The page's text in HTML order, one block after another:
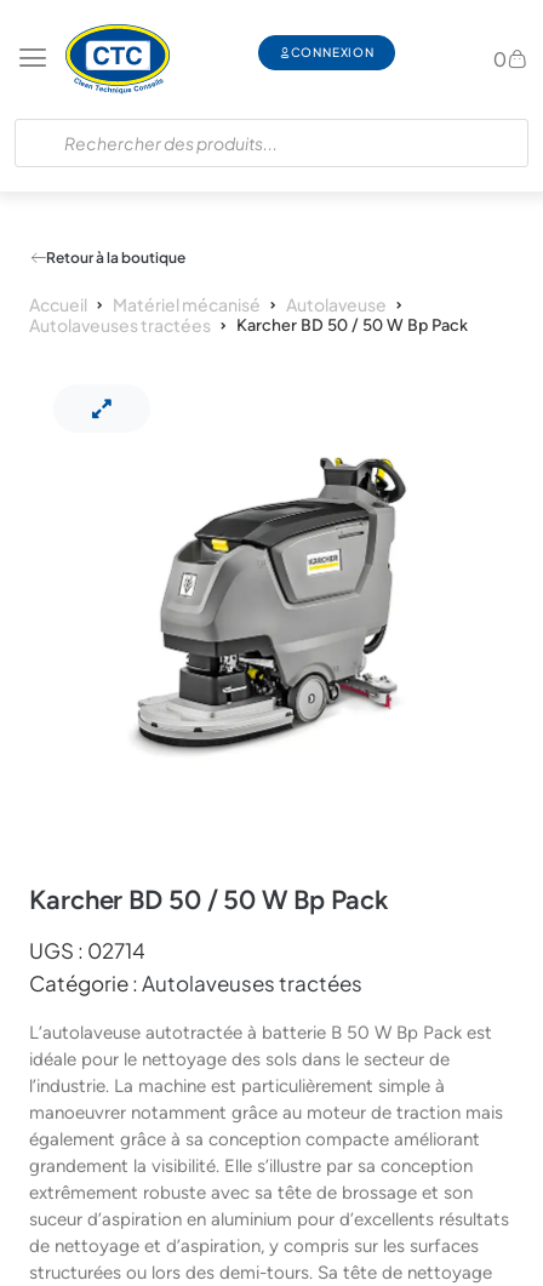
CONNEXION 0
Retour à la boutique
Accueil Matériel mécanisé
Autolaveuse
Autolaveuses tractées
Karcher BD 50 / 50 W Bp Pack
Karcher BD 50 / 50 W Bp Pack
UGS : 02714
Catégorie : Autolaveuses tractées
L’autolaveuse autotractée à batterie B 50 W Bp Pack est
idéale pour le nettoyage des sols dans le secteur de
l’industrie. La machine est particulièrement simple à
manoeuvrer notamment grâce au moteur de traction mais
également grâce à sa conception compacte améliorant
grandement la visibilité. Elle s’illustre par sa conception
extrêmement robuste avec sa tête de brossage et son
suceur d’aspiration en aluminium pour d’excellents résultats
de nettoyage et d’aspiration, y compris sur les surfaces
structurées ou lors des demi-tours. Sa tête de nettoyage